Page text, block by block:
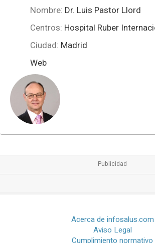
Nombre: Dr. Luis Pastor Llord
Centros: Hospital Ruber
Ciudad: Madrid
Web
Acerca de infosalus.com
Aviso Legal
Cumplimiento normativo